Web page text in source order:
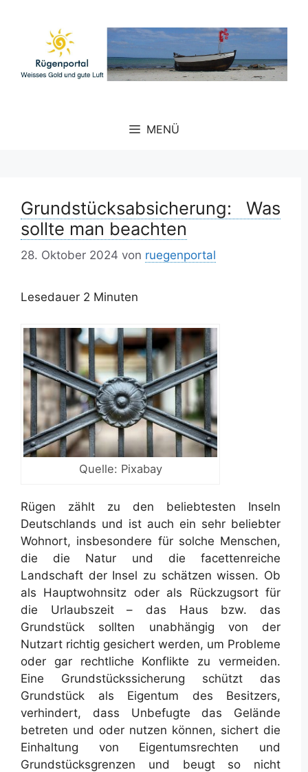
springen
MENÜ
Grundstücksabsicherung: Was
sollte man beachten
28. Oktober 2024 von ruegenportal
Lesedauer 2 Minuten
Quelle: Pixabay
Rügen zählt zu den beliebtesten Inseln
Deutschlands und ist auch ein sehr beliebter
Wohnort, insbesondere für solche Menschen,
die die Natur und die facettenreiche
Landschaft der Insel zu schätzen wissen. Ob
als Hauptwohnsitz oder als Rückzugsort für
die Urlaubszeit – das Haus bzw. das
Grundstück sollten unabhängig von der
Nutzart richtig gesichert werden, um Probleme
oder gar rechtliche Konflikte zu vermeiden.
Eine Grundstückssicherung schützt das
Grundstück als Eigentum des Besitzers,
verhindert, dass Unbefugte das Gelände
betreten und oder nutzen können, sichert die
Einhaltung von Eigentumsrechten und
Grundstücksgrenzen und beugt so nicht